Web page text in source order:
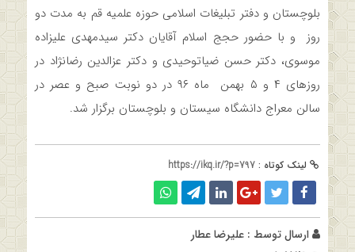
بلوچستان و دفتر تبلیغات اسلامی حوزه علمیه قم به مدت دو
روز و با حضور حجج اسلام آقایان دکتر سیدمهدی علیزاده
موسوی، دکتر حسن ضیاتوحیدی و دکتر عزالدین رضانژاد در
روزهای ۴ و ۵ بهمن ماه ۹۶ در دو نوبت صبح و عصر در
سالن معراج دانشگاه سیستان و بلوچستان برگزار شد.
لینک کوتاه : https://ikq.ir/?p=797
ارسال توسط : علیرضا عطار